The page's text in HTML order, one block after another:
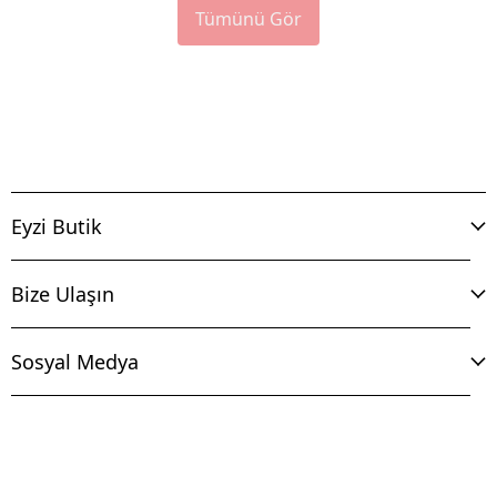
Tümünü Gör
Eyzi Butik
Bize Ulaşın
Sosyal Medya